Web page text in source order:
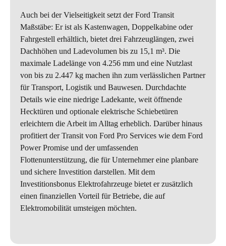
Auch bei der Vielseitigkeit setzt der Ford Transit
Maßstäbe: Er ist als Kastenwagen, Doppelkabine oder
Fahrgestell erhältlich, bietet drei Fahrzeuglängen, zwei
Dachhöhen und Ladevolumen bis zu 15,1 m³. Die
maximale Lade­länge von 4.256 mm und eine Nutzlast
von bis zu 2.447 kg machen ihn zum verlässlichen Partner
für Transport, Logistik und Bauwesen. Durchdachte
Details wie eine niedrige Ladekante, weit öffnende
Hecktüren und optionale elektrische Schiebetüren
erleichtern die Arbeit im Alltag erheblich. Darüber hinaus
profitiert der Transit von Ford Pro Services wie dem Ford
Power Promise und der umfassenden
Flottenunterstützung, die für Unternehmer eine planbare
und sichere Investition darstellen. Mit dem
Investitionsbonus Elektrofahrzeuge bietet er zusätzlich
einen finanziellen Vorteil für Betriebe, die auf
Elektromobilität umsteigen möchten.